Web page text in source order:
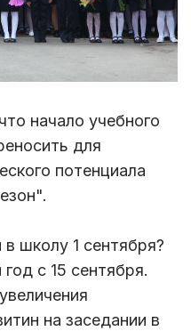
начало учебного
для
потенциала
школу 1 сентября?
с 15 сентября.
на заседании в